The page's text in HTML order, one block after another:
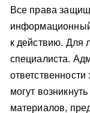
Все права
к действию. Для
специалиста.
могут
материалов,